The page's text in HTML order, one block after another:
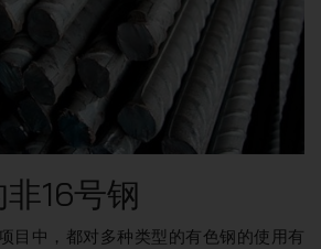
16号钢
目中，都对多种类型的有色钢的使用有